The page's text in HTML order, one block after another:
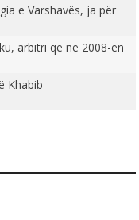
e Varshavës, ja për
arbitri që në 2008-ën
Khabib